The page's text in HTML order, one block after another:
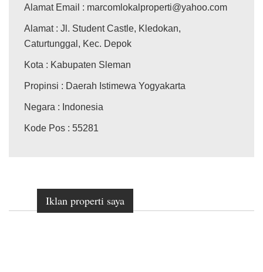
Alamat Email : marcomlokalproperti@yahoo.com
Alamat: Jl. Student Castle, Kledokan,
Caturtunggal, Kec. Depok
Kota : Kabupaten Sleman
Propinsi : Daerah Istimewa Yogyakarta
Negara : Indonesia
Kode Pos : 55281
Iklan properti saya